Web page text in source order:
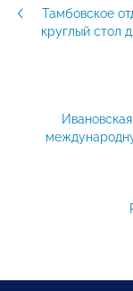
Тамбовское
круглый стол